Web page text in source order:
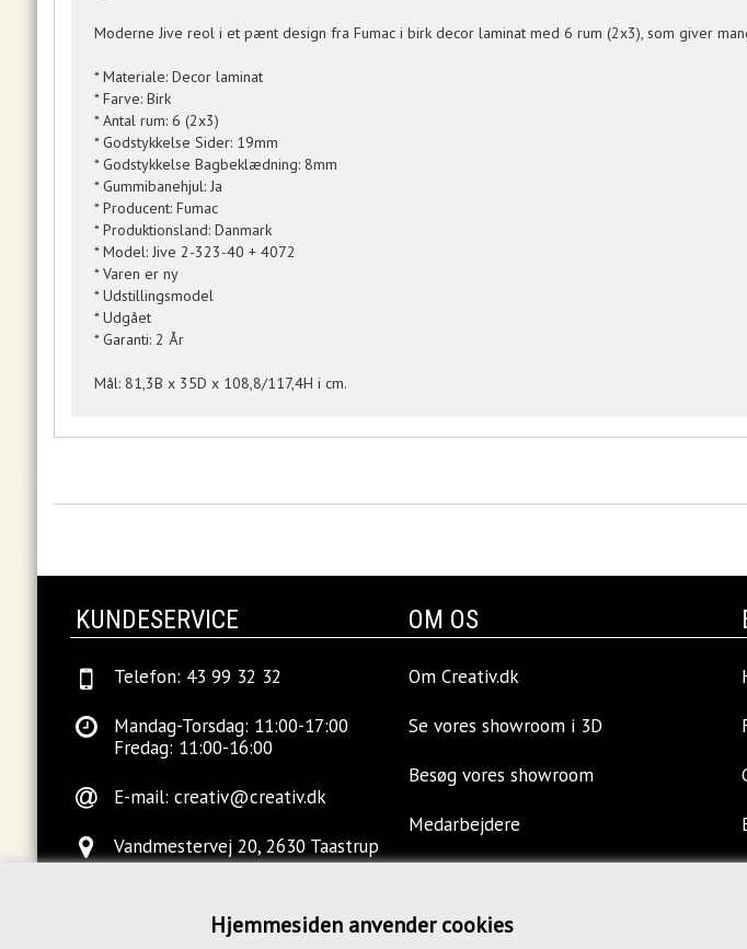
Hjemmesiden anvender cookies
Moderne Jive reol i et pænt design fra Fumac i birk decor laminat med 6 rum (2x3), som giver
* Materiale: Decor laminat
* Farve: Birk
* Antal rum: 6 (2x3)
* Godstykkelse Sider: 19mm
* Godstykkelse Bagbeklædning: 8mm
* Gummibanehjul: Ja
* Producent: Fumac
* Produktionsland: Danmark
* Model: Jive 2-323-40 + 4072
* Varen er ny
* Udstillingsmodel
* Udgået
* Garanti: 2 År
Mål: 81,3B x 35D x 108,8/117,4H i cm.
KUNDESERVICE
Telefon: 43 99 32 32
Mandag-Torsdag: 11:00-17:00
Fredag: 11:00-16:00
E-mail: creativ@creativ.dk
Vandmestervej 20, 2630 Taastrup
OM OS
Om Creativ.dk
Se vores showroom i 3D
Besøg vores showroom
Medarbejdere
Kontakt os